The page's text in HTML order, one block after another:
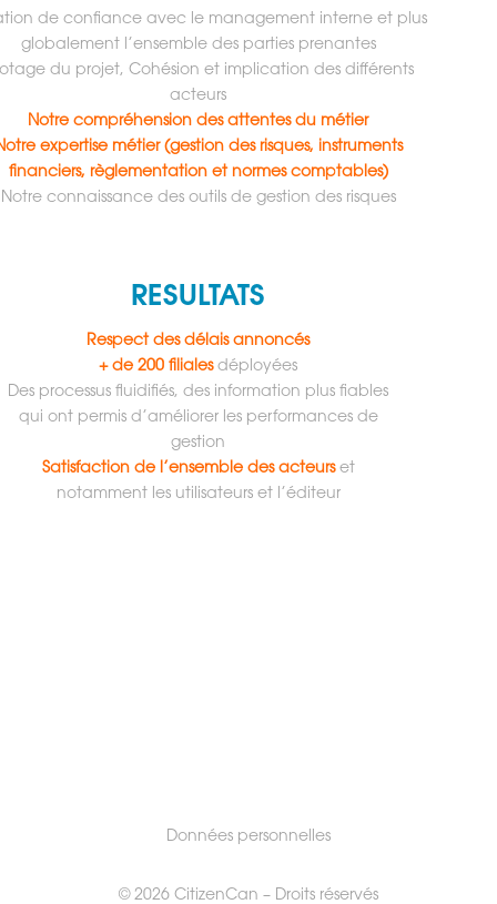
de confiance avec le management interne et plus
globalement l’ensemble des parties prenantes
du projet, Cohésion et implication des différents
acteurs
Notre compréhension des attentes du métier
expertise métier (gestion des risques, instruments
financiers, règlementation et normes comptables)
Notre connaissance des outils de gestion des risques
RESULTATS
Respect des délais annoncés
+ de 200 filialesdéployées
Des processus fluidifiés, des information plus fiables
qui ont permis d’améliorer les performances de
gestion
Satisfaction de l’ensemble des acteurset
notamment les utilisateurs et l’éditeur
Données personnelles
© 2026 CitizenCan – Droits réservés